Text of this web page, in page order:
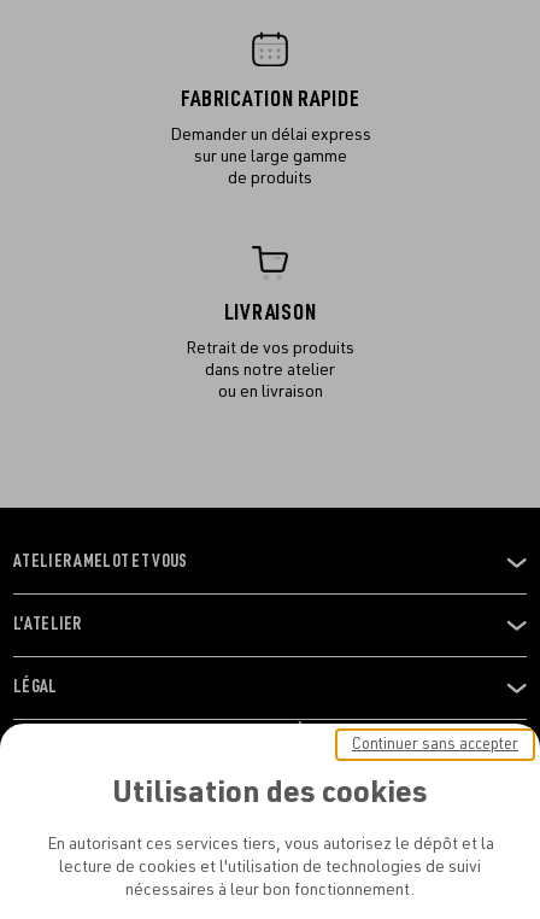
FABRICATION RAPIDE
Demander un délai express
sur une large gamme
de produits
LIVRAISON
Retrait de vos produits
dans notre atelier
ou en livraison
OUVRIR
LE
MENU
ATELIER AMELOT ET VOUS
OUVRIR
LE
MENU
L'ATELIER
OUVRIR
LE
LÉGAL
RESTONS EN CONTACT ! ABONNEZ-VOUS À NOTRE
Utilisation des cookies
En autorisant ces services tiers, vous autorisez le dépôt et la
lecture de cookies et l'utilisation de technologies de suivi
nécessaires à leur bon fonctionnement.
Continuer sans accepter